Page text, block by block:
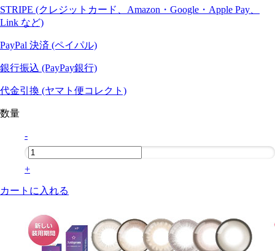
STRIPE (クレジットカード、Amazon・Google・Apple Pay、
Link など)
PayPal 決済 (ペイパル)
銀行振込 (PayPay銀行)
代金引換 (ヤマト便コレクト)
数量
-
+
カートに入れる